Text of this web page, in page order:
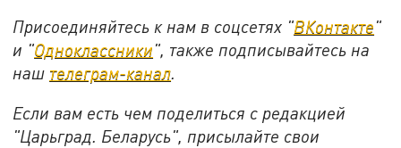
Присоединяйтесь к нам в соцсетях "ВКонтакте"
и "Одноклассники", также подписывайтесь на
наш телеграм-канал
Если вам есть чем поделиться с редакцией
"Царьград. Беларусь", присылайте свои